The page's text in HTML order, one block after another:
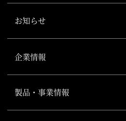
お知らせ
企業情報
製品・事業情報